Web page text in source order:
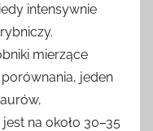
intensywnie
mierzące
jeden
na około 30–35